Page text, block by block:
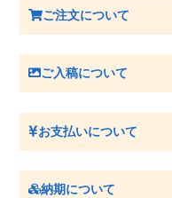
ご注文について
ご入稿について
お支払いについて
納期について